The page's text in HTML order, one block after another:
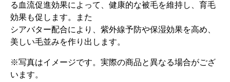
る血流促進効果によって、健康的な被毛を維持し、育毛
効果も促します。また
シアバター配合により、紫外線予防や保湿効果を高め、
美しい毛並みを作り出します。
※写真はイメージです。実際の商品と異なる場合がござ
います。